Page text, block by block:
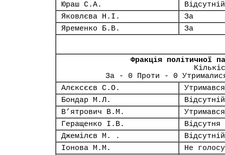
Юраш С.А.
Відсутній
Яковлєва Н.І.
За
Яременко Б.В.
За
Фракція політичної
За - 0 Проти - 0
Алєксєєв С.О.
Утримався
Бондар М.Л.
Відсутній
В’ятрович В.М.
Утримався
Геращенко І.В.
Відсутня
Джемілєв М. .
Відсутній
Іонова М.М.
Не